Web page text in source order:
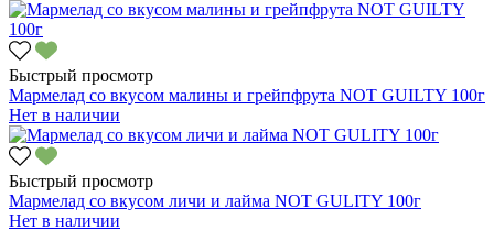
Быстрый просмотр
Мармелад со вкусом малины и грейпфрута NOT GUILTY 100г
Нет в наличии
Быстрый просмотр
Мармелад со вкусом личи и лайма NOT GULITY 100г
Нет в наличии